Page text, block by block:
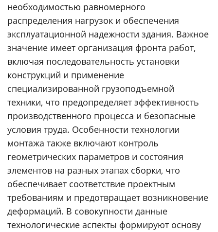
необходимостью равномерного
распределения нагрузок и обеспечения
эксплуатационной надежности здания. Важное
значение имеет организация фронта работ,
включая последовательность установки
конструкций и применение
специализированной грузоподъемной
техники, что предопределяет эффективность
производственного процесса и безопасные
условия труда. Особенности технологии
монтажа также включают контроль
геометрических параметров и состояния
элементов на разных этапах сборки, что
обеспечивает соответствие проектным
требованиям и предотвращает возникновение
деформаций. В совокупности данные
технологические аспекты формируют основу